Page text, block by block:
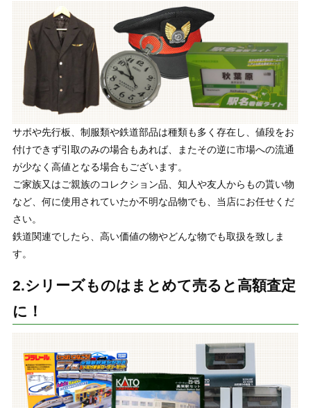
サボや先行板、制服類や鉄道部品は種類も多く存在し、値段をお
付けできず引取のみの場合もあれば、またその逆に市場への流通
が少なく高値となる場合もございます。
ご家族又はご親族のコレクション品、知人や友人からもの貰い物
など、何に使用されていたか不明な品物でも、当店にお任せくだ
さい。
鉄道関連でしたら、高い価値の物やどんな物でも取扱を致しま
す。
2.シリーズものはまとめて売ると高額査定
に！